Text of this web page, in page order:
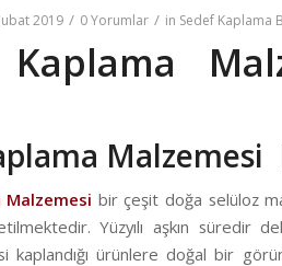
2019 / 0 Yorumlar / in Sedef Kaplama
Malzemesi
Malzemesi bir çeşit doğa selüloz
Yüzyılı aşkın süredir
kaplandığı ürünlere doğal bir